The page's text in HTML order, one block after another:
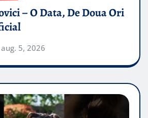
– O Data, De Doua Ori
aug. 5, 2026